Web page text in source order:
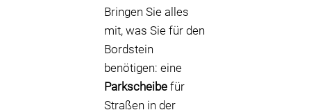
Bringen Sie alles
mit, was Sie für den
Bordstein
benötigen: eine
Parkscheibe für
Straßen in der